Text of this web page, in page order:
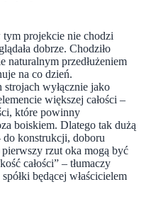
projekcie nie chodzi
dobrze. Chodziło
naturalnym przedłużeniem
na co dzień.
wyłącznie jako
większej całości –
które powinny
boiskiem. Dlatego tak dużą
do konstrukcji, doboru
rzut oka mogą być
całości” – tłumaczy
będącej właścicielem